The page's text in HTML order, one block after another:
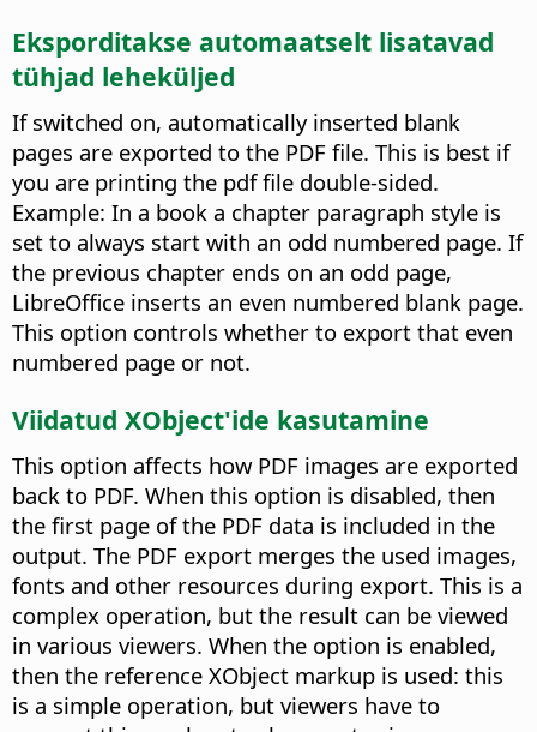
Eksporditakse automaatselt lisatavad
tühjad leheküljed
If switched on, automatically inserted blank
pages are exported to the PDF file. This is best if
you are printing the pdf file double-sided.
Example: In a book a chapter paragraph style is
set to always start with an odd numbered page. If
the previous chapter ends on an odd page,
LibreOffice inserts an even numbered blank page.
This option controls whether to export that even
numbered page or not.
Viidatud XObject'ide kasutamine
This option affects how PDF images are exported
back to PDF. When this option is disabled, then
the first page of the PDF data is included in the
output. The PDF export merges the used images,
fonts and other resources during export. This is a
complex operation, but the result can be viewed
in various viewers. When the option is enabled,
then the reference XObject markup is used: this
is a simple operation, but viewers have to